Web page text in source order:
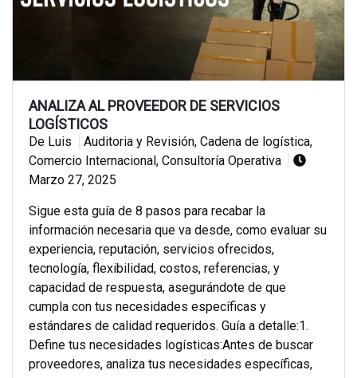
ANALIZA AL PROVEEDOR DE SERVICIOS
LOGÍSTICOS
De Luis Auditoria y Revisión, Cadena de logística,
Comercio Internacional, Consultoría Operativa
Marzo 27, 2025
Sigue esta guía de 8 pasos para recabar la
información necesaria que va desde, como evaluar su
experiencia, reputación, servicios ofrecidos,
tecnología, flexibilidad, costos, referencias, y
capacidad de respuesta, asegurándote de que
cumpla con tus necesidades específicas y
estándares de calidad requeridos. Guía a detalle:1.
Define tus necesidades logísticas:Antes de buscar
proveedores, analiza tus necesidades específicas,